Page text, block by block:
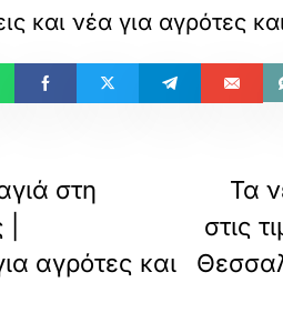
και νέα για αγρότες
στη
αγρότες και
Τα
στις